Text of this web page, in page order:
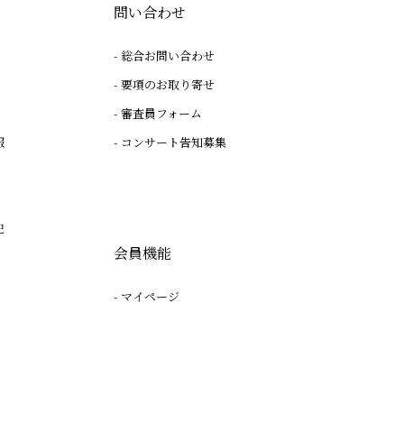
問い合わせ
総合お問い合わせ
要項のお取り寄せ
審査員フォーム
コンサート告知募集
会員機能
マイページ